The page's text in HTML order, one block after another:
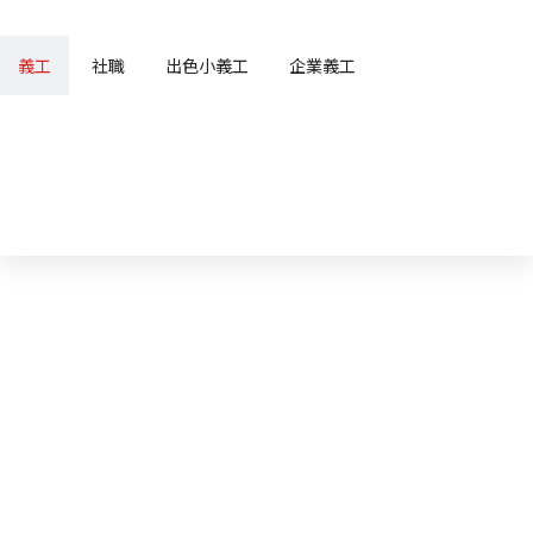
義工 社職 出色小義工 企業義工